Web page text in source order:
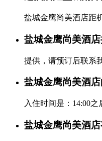
盐城金鹰尚美酒店距
盐城金鹰尚美酒
提供，请预订后联系
盐城金鹰尚美酒
入住时间是：14:00
盐城金鹰尚美酒